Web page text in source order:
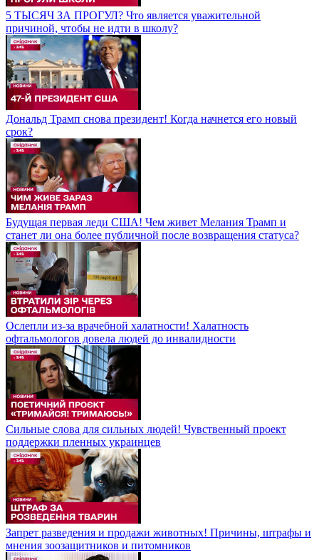
5 ТЫСЯЧ ЗА ПРОГУЛ? Что является уважительной
причиной, чтобы не идти в школу?
Дональд Трамп снова президент! Когда начнется его новый
срок?
Будущая первая леди США! Чем живет Мелания Трамп и
станет ли она более публичной после возвращения статуса?
Ослепли из-за врачебной халатности! Халатность
офтальмологов довела людей до инвалидности
Сильные слова для сильных людей! Чувственный проект
поддержки пленных украинцев
Запрет разведения и продажи животных! Причины, штрафы и
мнения зоозащитников и питомников